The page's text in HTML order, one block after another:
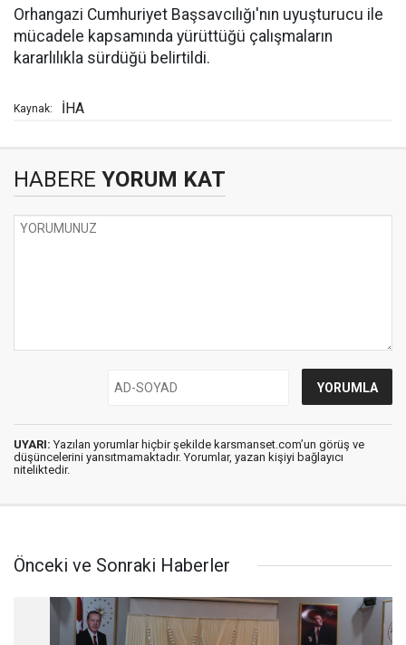
Orhangazi Cumhuriyet Başsavcılığı'nın uyuşturucu ile
mücadele kapsamında yürüttüğü çalışmaların
kararlılıkla sürdüğü belirtildi.
Kaynak: İHA
HABERE YORUM KAT
UYARI: Yazılan yorumlar hiçbir şekilde karsmanset.com’un görüş ve
düşüncelerini yansıtmamaktadır. Yorumlar, yazan kişiyi bağlayıcı
niteliktedir.
Önceki ve Sonraki Haberler